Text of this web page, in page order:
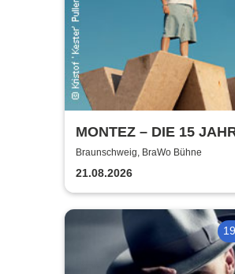
MONTEZ – DIE 15
MONTEZ – TOUR
Braunschweig, BraWo Bühne
21.08.2026